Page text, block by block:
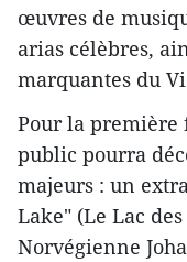
œuvres de
arias célèbres,
marquantes du
Pour la première
public pourra
majeurs : un
Lake" (Le Lac
Norvégienne